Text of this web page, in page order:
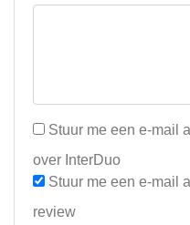
Stuur me een e-mail
over InterDuo
Stuur me een e-mail
review